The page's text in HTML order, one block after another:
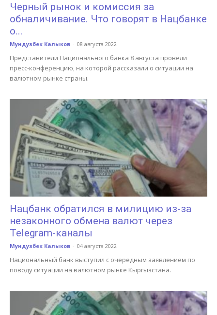
Черный рынок и комиссия за
обналичивание. Что говорят в Нацбанке
о...
Мундузбек Калыков - 08 августа 2022
Представители Национального банка 8 августа провели
пресс-конференцию, на которой рассказали о ситуации на
валютном рынке страны.
Нацбанк обратился в милицию из-за
незаконного обмена валют через
Telegram-каналы
Мундузбек Калыков - 04 августа 2022
Национальный банк выступил с очередным заявлением по
поводу ситуации на валютном рынке Кыргызстана.